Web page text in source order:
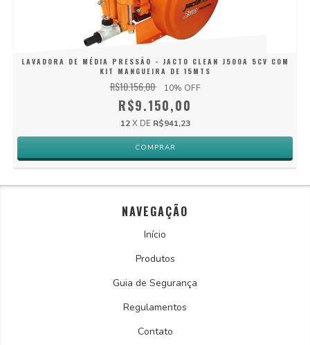
LAVADORA DE MÉDIA PRESSÃO - JACTO CLEAN J500A 5CV COM
KIT MANGUEIRA DE 15MTS
R$10.156,00 10% OFF
R$9.150,00
12 X DE R$941,23
NAVEGAÇÃO
Início
Produtos
Guia de Segurança
Regulamentos
Contato